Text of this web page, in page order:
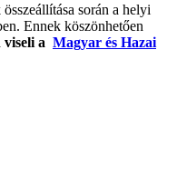
során a helyi
Ennek köszönhetően
a Magyar és Hazai